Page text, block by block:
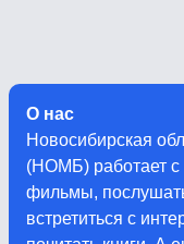
О нас
Новосибирская
(НОМБ) работает с
фильмы,
встретиться с